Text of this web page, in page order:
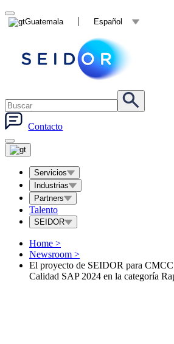
Guatemala Español
Contacto
Servicios
Industrias
Partners
Talento
SEIDOR
Home >
Newsroom >
El proyecto de SEIDOR para CMCC
Calidad SAP 2024 en la categoría